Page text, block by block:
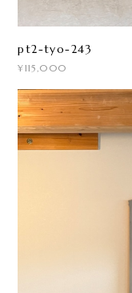
pt2-tyo-243
¥115,000